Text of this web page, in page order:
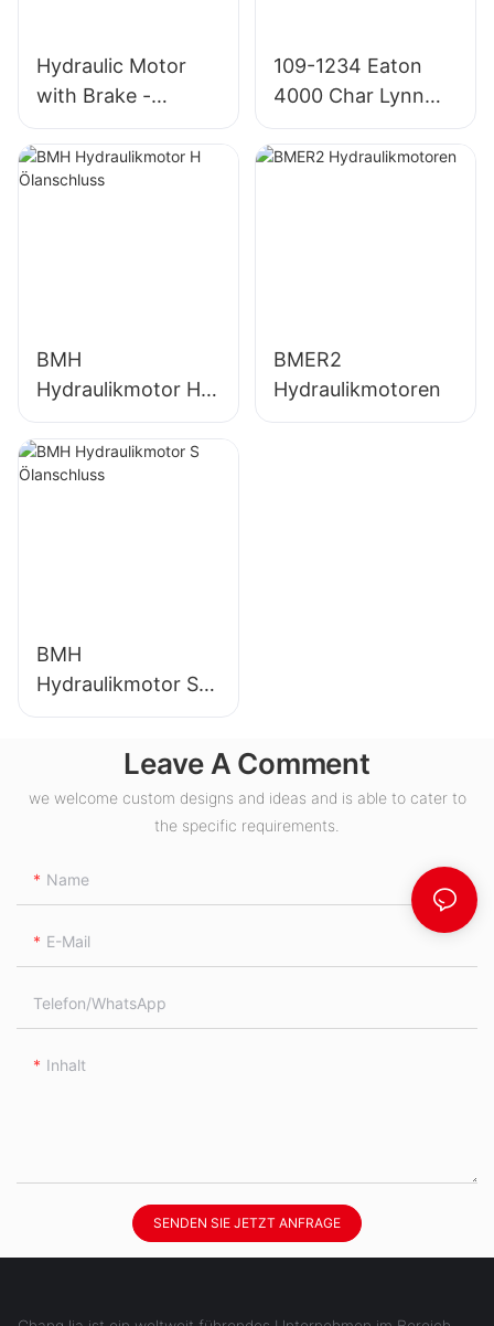
Hydraulic Motor
with Brake -
OMT/BMT Series
109-1234 Eaton
4000 Char Lynn
4K-310
Hydraulikmotor
BMH
Hydraulikmotor H
Ölanschluss
BMER2
Hydraulikmotoren
BMH
Hydraulikmotor S
Ölanschluss
Leave A Comment
we welcome custom designs and ideas and is able to cater to
the specific requirements.
Name
E-Mail
Telefon/WhatsApp
Inhalt
SENDEN SIE JETZT ANFRAGE